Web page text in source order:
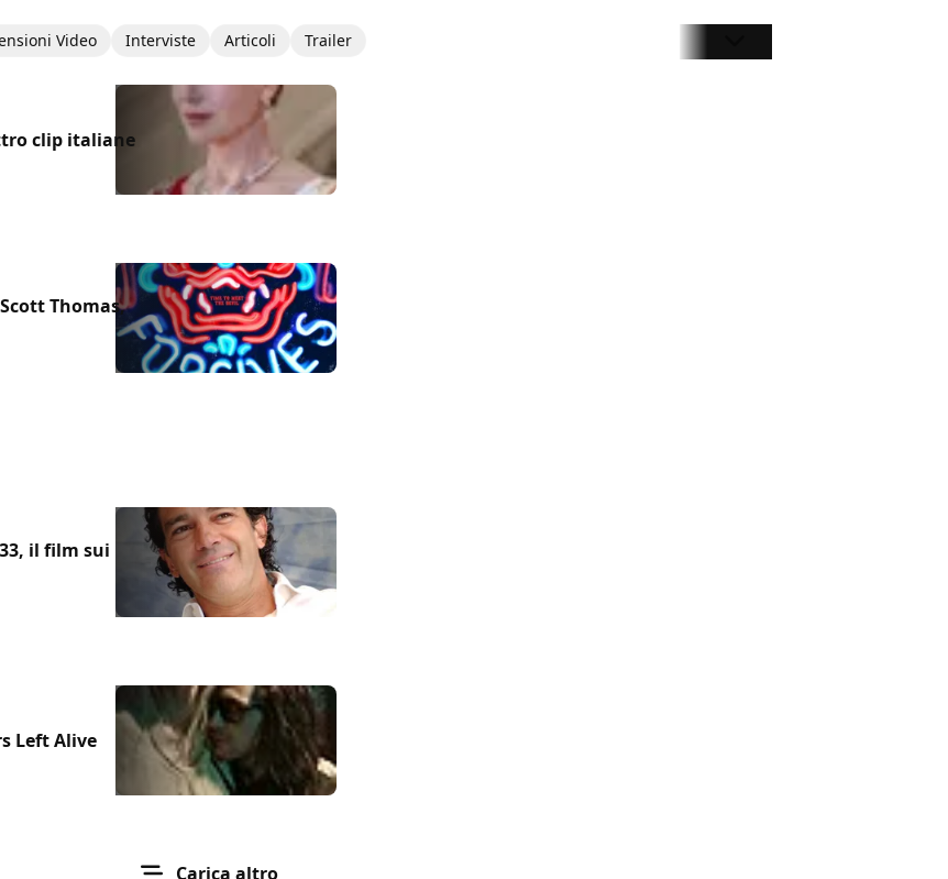
Video Interviste Articoli Trailer
clip italiane
Thomas,
il film sui
Left Alive
Carica altro